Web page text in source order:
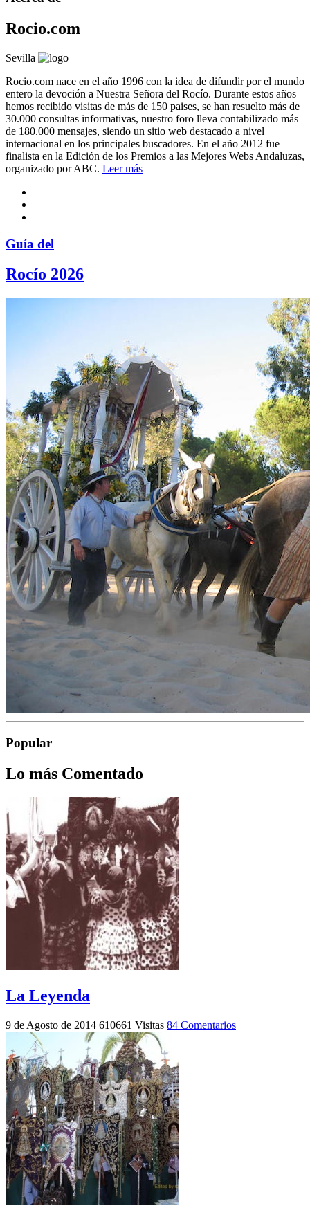
Rocio.com
Sevilla
Rocio.com nace en el año 1996 con la idea de difundir por el mundo
entero la devoción a Nuestra Señora del Rocío. Durante estos años
hemos recibido visitas de más de 150 paises, se han resuelto más de
30.000 consultas informativas, nuestro foro lleva contabilizado más
de 180.000 mensajes, siendo un sitio web destacado a nivel
internacional en los principales buscadores. En el año 2012 fue
finalista en la Edición de los Premios a las Mejores Webs Andaluzas,
organizado por ABC. Leer más
Guía del
Rocío 2026
Popular
Lo más Comentado
La Leyenda
9 de Agosto de 2014 610661 Visitas 84 Comentarios